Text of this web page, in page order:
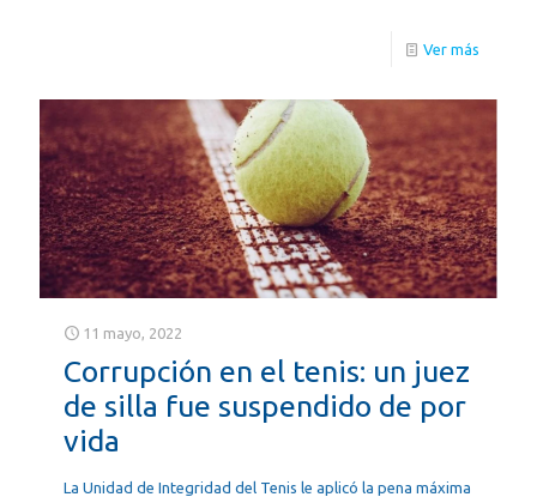
Ver más
11 mayo, 2022
Corrupción en el tenis: un juez
de silla fue suspendido de por
vida
La Unidad de Integridad del Tenis le aplicó la pena máxima